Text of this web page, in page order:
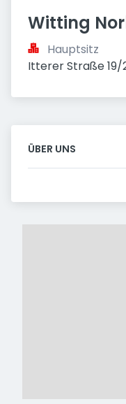
Witting
Hauptsitz
Itterer Straße
ÜBER UNS